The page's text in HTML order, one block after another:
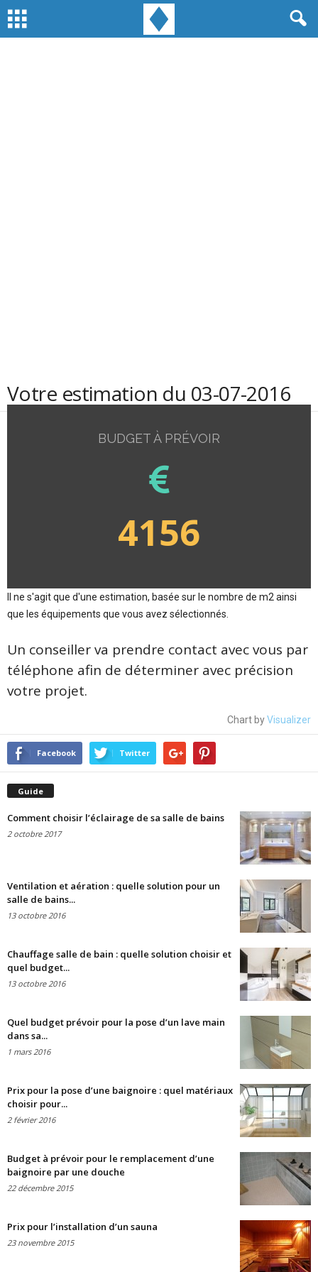
Votre estimation du 03-07-2016
BUDGET À PRÉVOIR
4156
Il ne s'agit que d'une estimation, basée sur le nombre de m2 ainsi
que les équipements que vous avez sélectionnés.
Un conseiller va prendre contact avec vous par
téléphone afin de déterminer avec précision
votre projet.
Chart byVisualizer
Facebook Twitter
Guide
Comment choisir l’éclairage de sa salle de bains
2 octobre 2017
Ventilation et aération : quelle solution pour un
salle de bains...
13 octobre 2016
Chauffage salle de bain : quelle solution choisir et
quel budget...
13 octobre 2016
Quel budget prévoir pour la pose d’un lave main
dans sa...
1 mars 2016
Prix pour la pose d’une baignoire : quel matériaux
choisir pour...
2 février 2016
Budget à prévoir pour le remplacement d’une
baignoire par une douche
22 décembre 2015
Prix pour l’installation d’un sauna
23 novembre 2015